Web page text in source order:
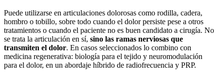
Puede utilizarse en articulaciones dolorosas como rodilla, cadera,
hombro o tobillo, sobre todo cuando el dolor persiste pese a otros
tratamientos o cuando el paciente no es buen candidato a cirugía. No
se trata la articulación en sí, sino las ramas nerviosas que
transmiten el dolor. En casos seleccionados lo combino con
medicina regenerativa: biología para el tejido y neuromodulación
para el dolor, en un abordaje híbrido de radiofrecuencia y PRP.